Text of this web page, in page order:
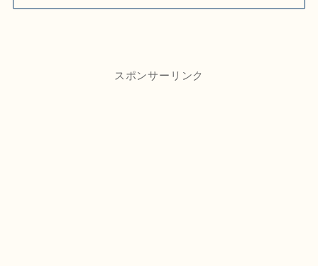
スポンサーリンク